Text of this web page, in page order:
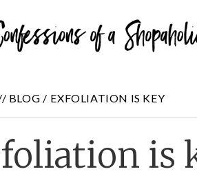
BLOG / EXFOLIATION IS KEY
is